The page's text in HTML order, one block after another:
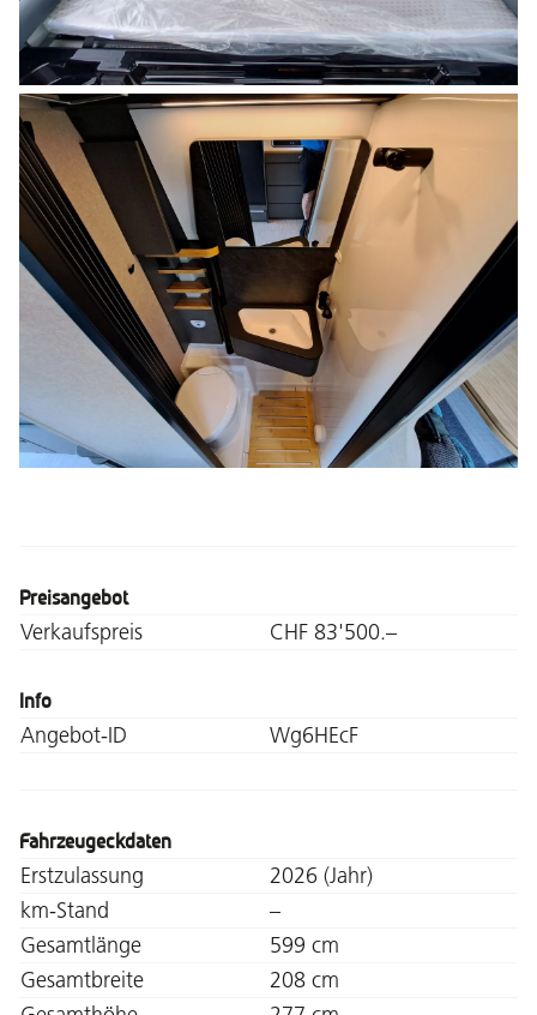
Preisangebot
Verkaufspreis CHF 83'500.–
Info
Angebot-ID Wg6HEcF
Fahrzeugeckdaten
Erstzulassung
2026 (Jahr)
km-Stand
–
Gesamtlänge
599 cm
Gesamtbreite
208 cm